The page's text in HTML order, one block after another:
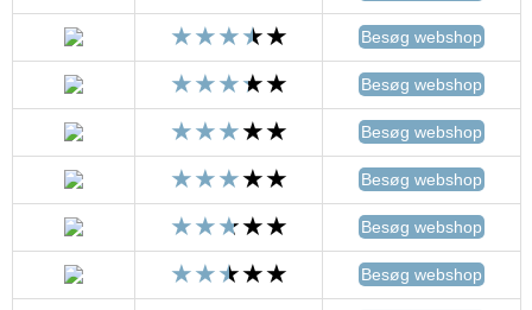
Besøg webshop
Besøg webshop
Besøg webshop
Besøg webshop
Besøg webshop
Besøg webshop